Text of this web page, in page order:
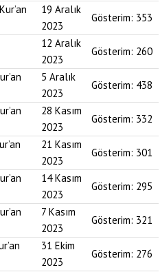
19 Aralık
2023
Gösterim: 353
12 Aralık
2023
Gösterim: 260
5 Aralık
2023
Gösterim: 438
28 Kasım
2023
Gösterim: 332
21 Kasım
2023
Gösterim: 301
14 Kasım
2023
Gösterim: 295
7 Kasım
2023
Gösterim: 321
31 Ekim
2023
Gösterim: 276